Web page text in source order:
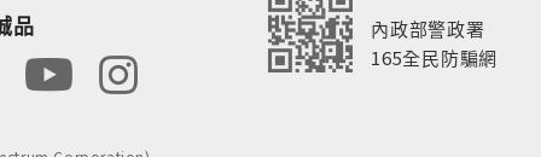
品
內政部警政署
165全民防騙網